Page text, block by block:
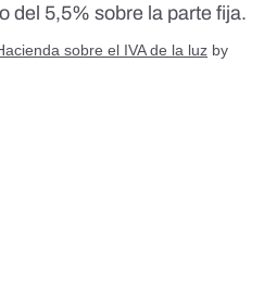
del 5,5% sobre la parte fija.
sobre el IVA de la luz by